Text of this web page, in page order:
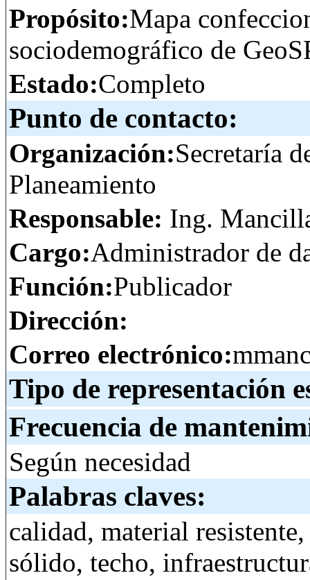
Propósito:Mapa
sociodemográfico de
Estado:Completo
Punto de contacto:
Organización:Secretaría
Planeamiento
Responsable: Ing.
Cargo:Administrador de
Función:Publicador
Dirección:
Correo electrónico:
Tipo de representación
Frecuencia de
Según necesidad
Palabras claves:
calidad, material
sólido, techo,